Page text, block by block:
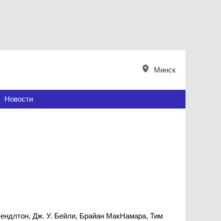
Минск
Новости
Дж. У. Бейли, Брайан МакНамара, Тим